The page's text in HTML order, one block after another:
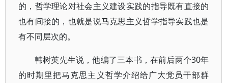
的，哲学理论对社会主义建设实践的指导既有直接的
也有间接的，也就是说马克思主义哲学指导实践也是
有不同层次的。
韩树英先生说，他编了三本书，在前后两个30年
的时期里把马克思主义哲学介绍给广大党员干部群